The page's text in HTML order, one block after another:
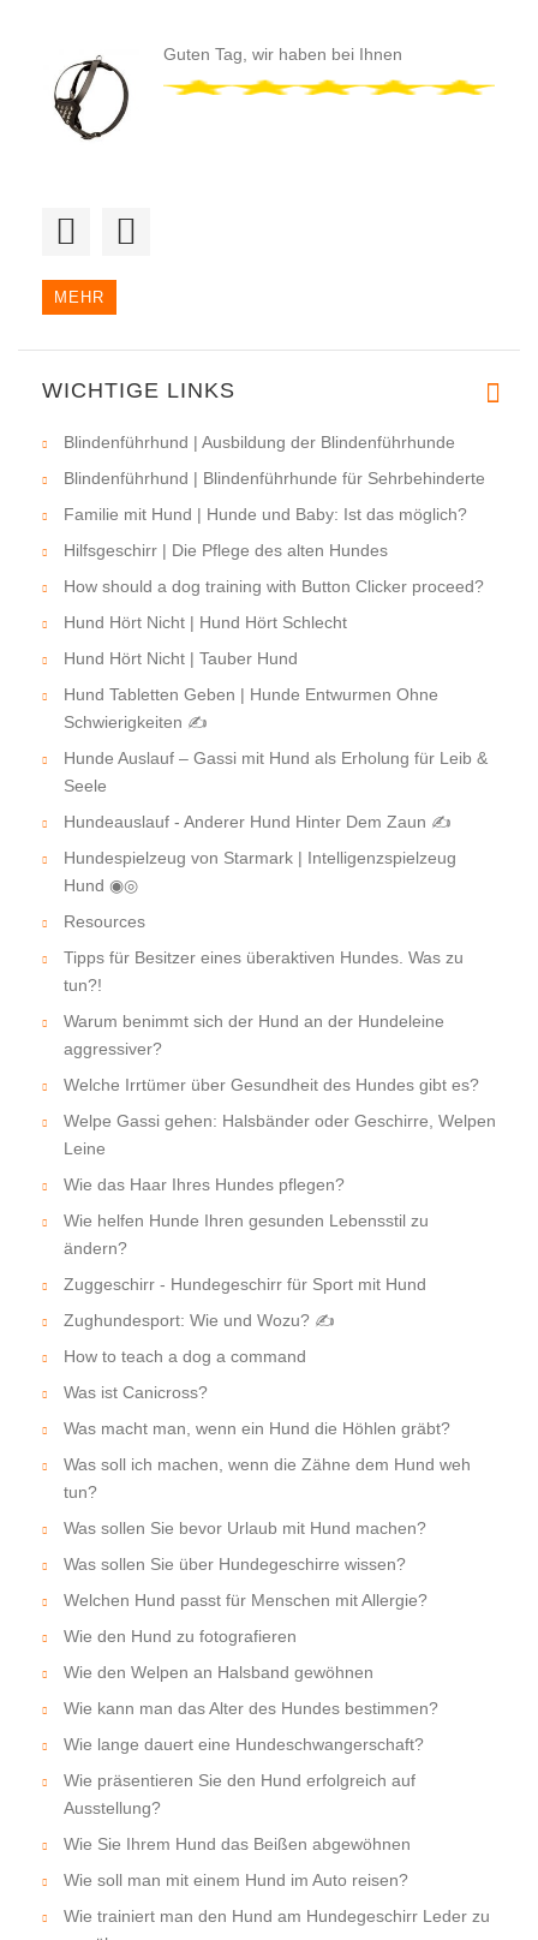
Guten Tag, wir haben bei Ihnen
Liebe Helen, es hat lange geda
MEHR
WICHTIGE LINKS
Blindenführhund | Ausbildung der Blindenführhunde
Blindenführhund | Blindenführhunde für Sehrbehinderte
Familie mit Hund | Hunde und Baby: Ist das möglich?
Hilfsgeschirr | Die Pflege des alten Hundes
How should a dog training with Button Clicker proceed?
Hund Hört Nicht | Hund Hört Schlecht
Hund Hört Nicht | Tauber Hund
Hund Tabletten Geben | Hunde Entwurmen Ohne
Schwierigkeiten ✍
Hunde Auslauf – Gassi mit Hund als Erholung für Leib &
Seele
Hundeauslauf - Anderer Hund Hinter Dem Zaun ✍
Hundespielzeug von Starmark | Intelligenzspielzeug
Hund ◉◎
Resources
Tipps für Besitzer eines überaktiven Hundes. Was zu
tun?!
Warum benimmt sich der Hund an der Hundeleine
aggressiver?
Welche Irrtümer über Gesundheit des Hundes gibt es?
Welpe Gassi gehen: Halsbänder oder Geschirre, Welpen
Leine
Wie das Haar Ihres Hundes pflegen?
Wie helfen Hunde Ihren gesunden Lebensstil zu
ändern?
Zuggeschirr - Hundegeschirr für Sport mit Hund
Zughundesport: Wie und Wozu? ✍
How to teach a dog a command
Was ist Canicross?
Was macht man, wenn ein Hund die Höhlen gräbt?
Was soll ich machen, wenn die Zähne dem Hund weh
tun?
Was sollen Sie bevor Urlaub mit Hund machen?
Was sollen Sie über Hundegeschirre wissen?
Welchen Hund passt für Menschen mit Allergie?
Wie den Hund zu fotografieren
Wie den Welpen an Halsband gewöhnen
Wie kann man das Alter des Hundes bestimmen?
Wie lange dauert eine Hundeschwangerschaft?
Wie präsentieren Sie den Hund erfolgreich auf
Ausstellung?
Wie Sie Ihrem Hund das Beißen abgewöhnen
Wie soll man mit einem Hund im Auto reisen?
Wie trainiert man den Hund am Hundegeschirr Leder zu